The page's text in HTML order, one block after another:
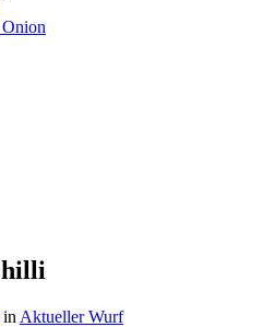
in Aktueller Wurf